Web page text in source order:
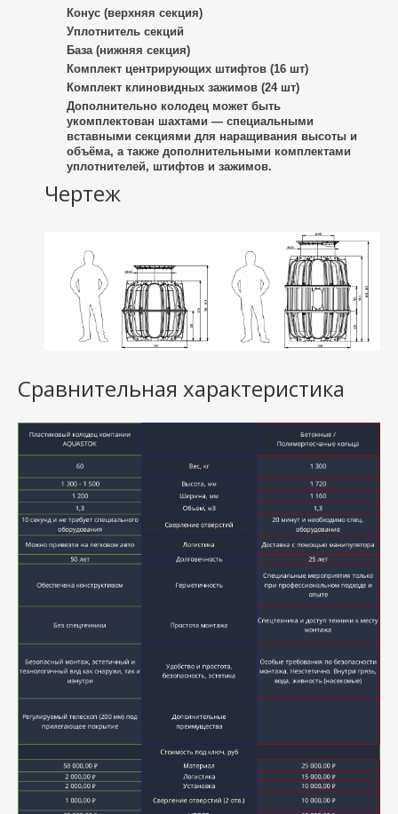
Конус (верхняя секция)
Уплотнитель секций
База (нижняя секция)
Комплект центрирующих штифтов (16 шт)
Комплект клиновидных зажимов (24 шт)
Дополнительно колодец может быть
укомплектован шахтами — специальными
вставными секциями для наращивания высоты и
объёма, а также дополнительными комплектами
уплотнителей, штифтов и зажимов.
Чертеж
Сравнительная характеристика